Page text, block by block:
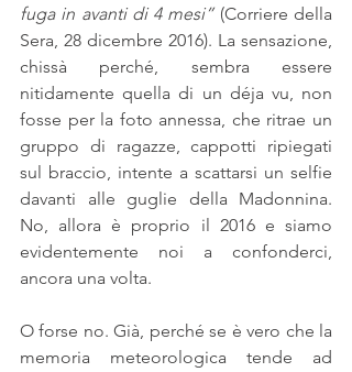
fuga in avanti di 4 mesi” (Corriere della
Sera, 28 dicembre 2016). La sensazione,
chissà perché, sembra essere
nitidamente quella di un déja vu, non
fosse per la foto annessa, che ritrae un
gruppo di ragazze, cappotti ripiegati
sul braccio, intente a scattarsi un selfie
davanti alle guglie della Madonnina.
No, allora è proprio il 2016 e siamo
evidentemente noi a confonderci,
ancora una volta.
O forse no. Già, perché se è vero che la
memoria meteorologica tende ad